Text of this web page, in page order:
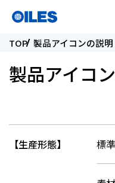
TOP 製品アイコンの説明
製品アイコ
【生産形態】 標